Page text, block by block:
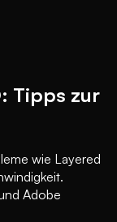
Tipps zur
wie Layered
Adobe